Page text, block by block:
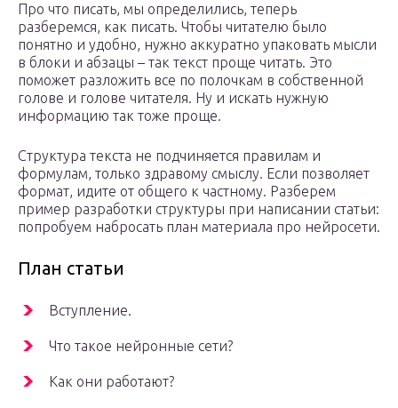
Про что писать, мы определились, теперь
разберемся, как писать. Чтобы читателю было
понятно и удобно, нужно аккуратно упаковать мысли
в блоки и абзацы – так текст проще читать. Это
поможет разложить все по полочкам в собственной
голове и голове читателя. Ну и искать нужную
информацию так тоже проще.
Структура текста не подчиняется правилам и
формулам, только здравому смыслу. Если позволяет
формат, идите от общего к частному. Разберем
пример разработки структуры при написании статьи:
попробуем набросать план материала про нейросети.
План статьи
Вступление.
Что такое нейронные сети?
Как они работают?